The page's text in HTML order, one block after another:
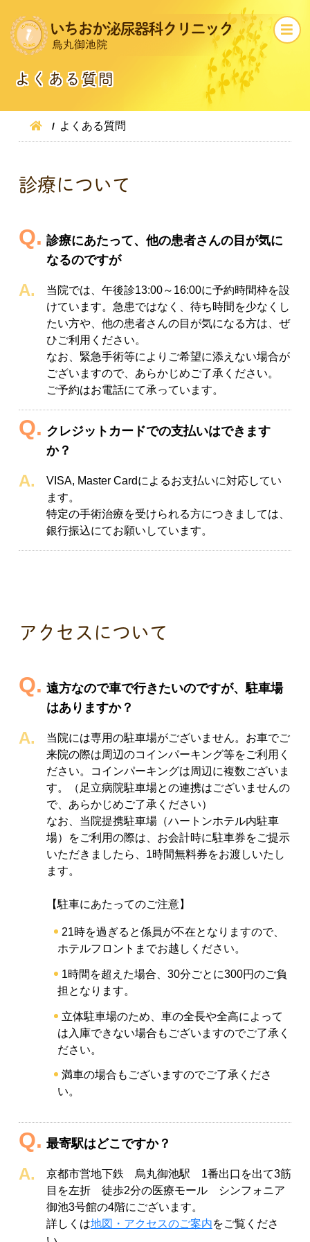
よくある質問
よくある質問
診療について
診療にあたって、他の患者さんの目が気に
なるのですが
当院では、午後診13:00～16:00に予約時間枠を設
けています。急患ではなく、待ち時間を少なくし
たい方や、他の患者さんの目が気になる方は、ぜ
ひご利用ください。
なお、緊急手術等によりご希望に添えない場合が
ございますので、あらかじめご了承ください。
ご予約はお電話にて承っています。
クレジットカードでの支払いはできます
か？
VISA, Master Cardによるお支払いに対応してい
ます。
特定の手術治療を受けられる方につきましては、
銀行振込にてお願いしています。
アクセスについて
遠方なので車で行きたいのですが、駐車場
はありますか？
当院には専用の駐車場がございません。お車でご
来院の際は周辺のコインパーキング等をご利用く
ださい。コインパーキングは周辺に複数ございま
す。（足立病院駐車場との連携はございませんの
で、あらかじめご了承ください）
なお、当院提携駐車場（ハートンホテル内駐車
場）をご利用の際は、お会計時に駐車券をご提示
いただきましたら、1時間無料券をお渡しいたし
ます。
【駐車にあたってのご注意】
21時を過ぎると係員が不在となりますので、
ホテルフロントまでお越しください。
1時間を超えた場合、30分ごとに300円のご負
担となります。
立体駐車場のため、車の全長や全高によって
は入庫できない場合もございますのでご了承く
ださい。
満車の場合もございますのでご了承くださ
い。
最寄駅はどこですか？
京都市営地下鉄 烏丸御池駅 1番出口を出て3筋
目を左折 徒歩2分の医療モール シンフォニア
御池3号館の4階にございます。
詳しくは地図・アクセスのご案内をご覧くださ